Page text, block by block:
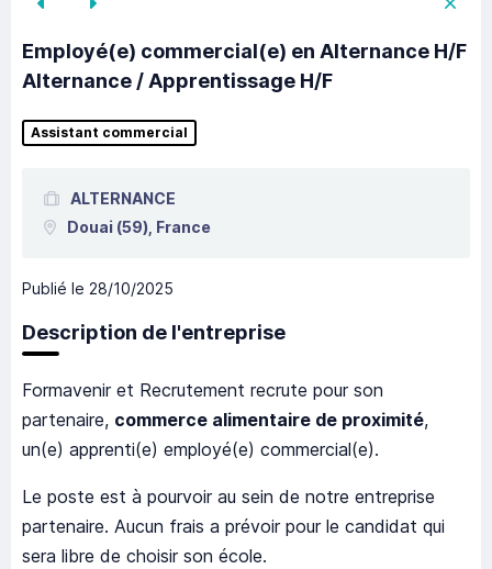
Employé(e) commercial(e) en Alternance H/F
Alternance / Apprentissage H/F
Assistant commercial
ALTERNANCE
Douai (59), France
Publié le 28/10/2025
Description de l'entreprise
Formavenir et Recrutement recrute pour son
partenaire, commerce alimentaire de proximité,
un(e) apprenti(e) employé(e) commercial(e).
Le poste est à pourvoir au sein de notre entreprise
partenaire. Aucun frais a prévoir pour le candidat qui
sera libre de choisir son école.